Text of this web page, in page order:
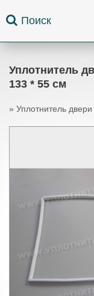
Поиск
Уплотнитель
133 * 55 см
Вы здесь
» Уплотнитель